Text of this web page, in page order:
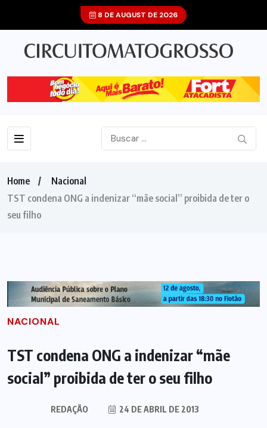
8 DE AUGUST DE 2026
Home
Nacional
TST condena ONG a indenizar “mãe social” proibida de ter o
seu filho
NACIONAL
TST condena ONG a indenizar “mãe
social” proibida de ter o seu filho
REDAÇÃO 24 DE ABRIL DE 2013